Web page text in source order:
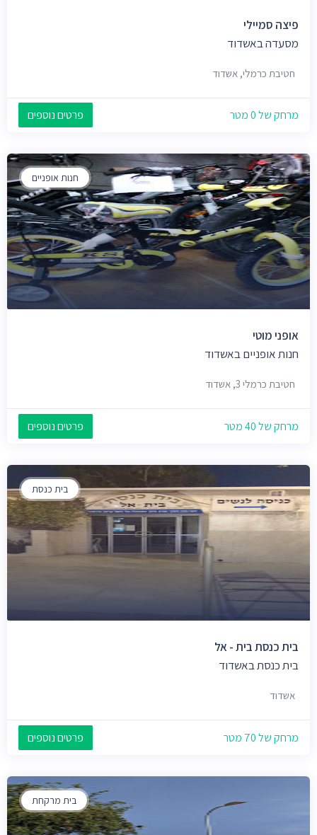
פיצה סמיילי
מסעדה באשדוד
חטיבת כרמלי, אשדוד
מרחק של 0 מטר פרטים נוספים
חנות אופניים
אופני מוטי
חנות אופניים באשדוד
חטיבת כרמלי 3, אשדוד
מרחק של 40 מטר פרטים נוספים
בית כנסת
בית כנסת בית - אל
בית כנסת באשדוד
אשדוד
מרחק של 70 מטר פרטים נוספים
בית מרקחת